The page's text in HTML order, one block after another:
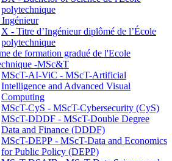
polytechnique
X - Titre d’Ingénieur diplômé de l’École
polytechnique
de formation gradué de l'Ecole
-MSc&T
MScT-AI-ViC - MScT-Artificial
Intelligence and Advanced Visual
Computing
MScT-CyS - MScT-Cybersecurity (CyS)
MScT-DDDF - MScT-Double Degree
Data and Finance (DDDF)
MScT-DEPP - MScT-Data and Economics
for Public Policy (DEPP)